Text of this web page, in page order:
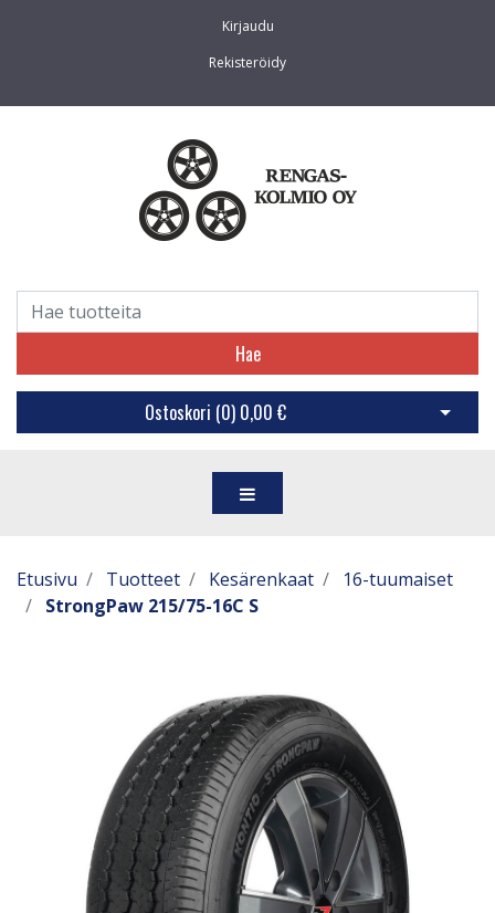
Kirjaudu
Rekisteröidy
Hae
Ostoskori (0) 0,00 € Avaa
Etusivu Tuotteet Kesärenkaat
16-tuumaiset
StrongPaw 215/75-16C S